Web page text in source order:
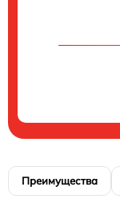
Преимущества